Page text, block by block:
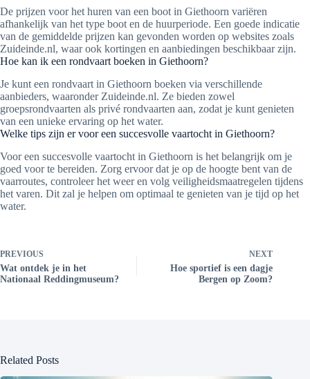
De prijzen voor het huren van een boot in Giethoorn variëren
afhankelijk van het type boot en de huurperiode. Een goede indicatie
van de gemiddelde prijzen kan gevonden worden op websites zoals
Zuideinde.nl, waar ook kortingen en aanbiedingen beschikbaar zijn.
Hoe kan ik een rondvaart boeken in Giethoorn?
Je kunt een rondvaart in Giethoorn boeken via verschillende
aanbieders, waaronder Zuideinde.nl. Ze bieden zowel
groepsrondvaarten als privé rondvaarten aan, zodat je kunt genieten
van een unieke ervaring op het water.
Welke tips zijn er voor een succesvolle vaartocht in Giethoorn?
Voor een succesvolle vaartocht in Giethoorn is het belangrijk om je
goed voor te bereiden. Zorg ervoor dat je op de hoogte bent van de
vaarroutes, controleer het weer en volg veiligheidsmaatregelen tijdens
het varen. Dit zal je helpen om optimaal te genieten van je tijd op het
water.
PREVIOUS
Wat ontdek je in het
Nationaal Reddingmuseum?
NEXT
Hoe sportief is een dagje
Bergen op Zoom?
Related Posts